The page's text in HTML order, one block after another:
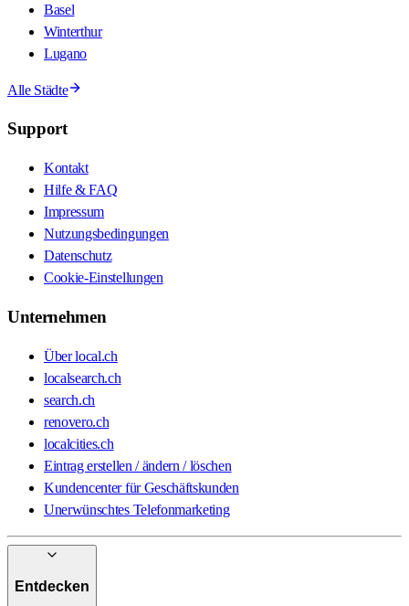
Basel
Winterthur
Lugano
Alle Städte
Support
Kontakt
Hilfe & FAQ
Impressum
Nutzungsbedingungen
Datenschutz
Cookie-Einstellungen
Unternehmen
Über local.ch
localsearch.ch
search.ch
renovero.ch
localcities.ch
Eintrag erstellen / ändern / löschen
Kundencenter für Geschäftskunden
Unerwünschtes Telefonmarketing
Entdecken